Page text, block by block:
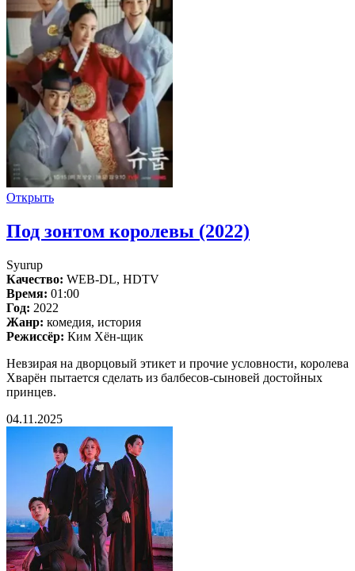
Открыть
Под зонтом королевы (2022)
Syurup
Качество: WEB-DL, HDTV
Время: 01:00
Год: 2022
Жанр: комедия, история
Режиссёр: Ким Хён-щик
Невзирая на дворцовый этикет и прочие условности, королева
Хварён пытается сделать из балбесов-сыновей достойных
принцев.
04.11.2025